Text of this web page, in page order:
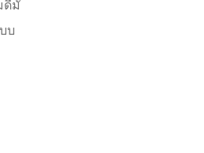
ดีมั๊
บ